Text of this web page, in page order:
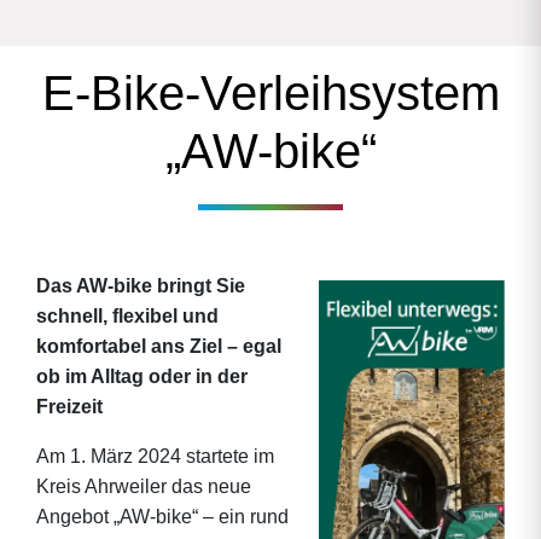
E-Bike-Verleihsystem
„AW-bike“
Das AW-bike bringt Sie
schnell, flexibel und
komfortabel ans Ziel – egal
ob im Alltag oder in der
Freizeit
Am 1. März 2024 startete im
Kreis Ahrweiler das neue
Angebot „AW-bike“ – ein rund